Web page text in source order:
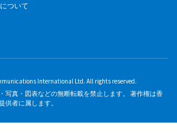
ついて
International Ltd. All rights reserved.
写真・図表などの無断転載を禁止します。 著作権は香
供者に属します。